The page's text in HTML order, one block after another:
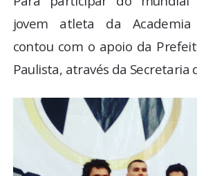
jovem atleta da Academia
contou com o apoio da
Paulista, através da Secretaria